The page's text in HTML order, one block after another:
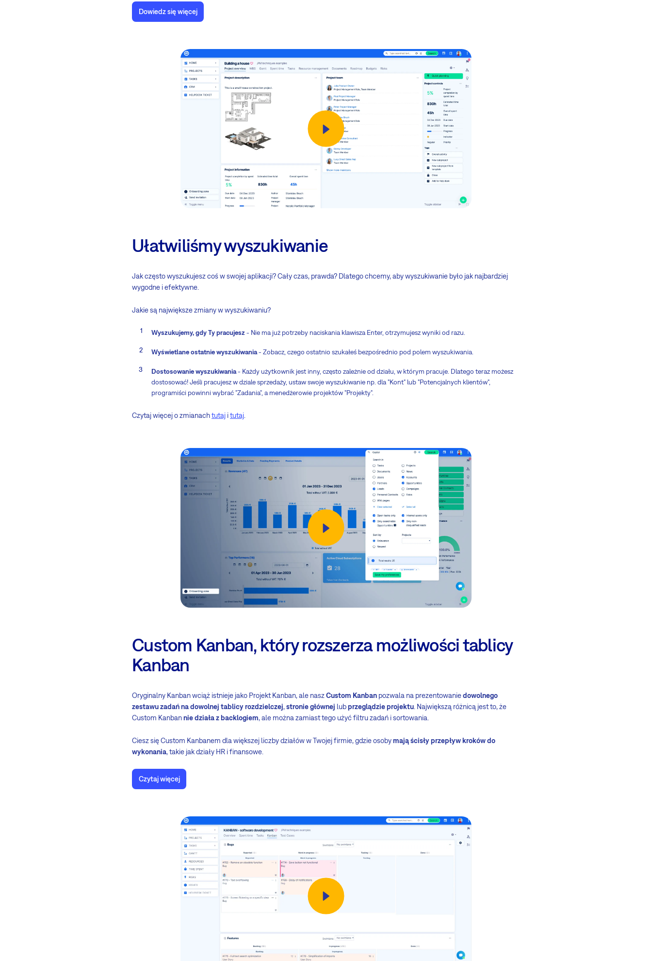
Dowiedz się więcej
Ułatwiliśmy wyszukiwanie
Jak często wyszukujesz coś w swojej aplikacji? Cały czas, prawda? Dlatego chcemy, aby wyszukiwanie było jak najbardziej
wygodne i efektywne.
Jakie są największe zmiany w wyszukiwaniu?
Wyszukujemy, gdy Ty pracujesz - Nie ma już potrzeby naciskania klawisza Enter, otrzymujesz wyniki od razu.
Wyświetlane ostatnie wyszukiwania- Zobacz, czego ostatnio szukałeś bezpośrednio pod polem wyszukiwania.
Dostosowanie wyszukiwania- Każdy użytkownik jest inny, często zależnie od działu, w którym pracuje. Dlatego teraz możesz
dostosować! Jeśli pracujesz w dziale sprzedaży, ustaw swoje wyszukiwanie np. dla "Kont" lub "Potencjalnych klientów",
programiści powinni wybrać "Zadania", a menedżerowie projektów "Projekty".
Czytaj więcej o zmianachtutaj itutaj.
Custom Kanban, który rozszerza możliwości tablicy
Kanban
Oryginalny Kanban wciąż istnieje jako Projekt Kanban, ale naszCustom Kanban pozwala na prezentowaniedowolnego
zestawu zadań na dowolnej tablicy rozdzielczej,stronie głównej lubprzeglądzie projektu. Największą różnicą jest to, że
Custom Kanbannie działa z backlogiem, ale można zamiast tego użyć filtru zadań i sortowania.
Ciesz się Custom Kanbanem dla większej liczby działów w Twojej firmie, gdzie osobymają ścisły przepływ kroków do
wykonania, takie jak działy HR i finansowe.
Czytaj więcej